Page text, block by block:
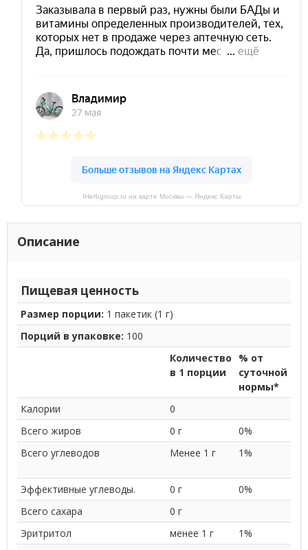
IHerbgroup.ru на карте Москвы — Яндекс Карты
Описание
Пищевая ценность
Размер порции: 1 пакетик (1 г)
Порций в упаковке: 100
Количество
в 1 порции
% от
суточной
нормы*
Калории
0
Всего жиров
0 г
0%
Всего углеводов
Менее 1 г 1%
Эффективные углеводы. 0 г
0%
Всего сахара
0 г
Эритритол
менее 1 г
1%